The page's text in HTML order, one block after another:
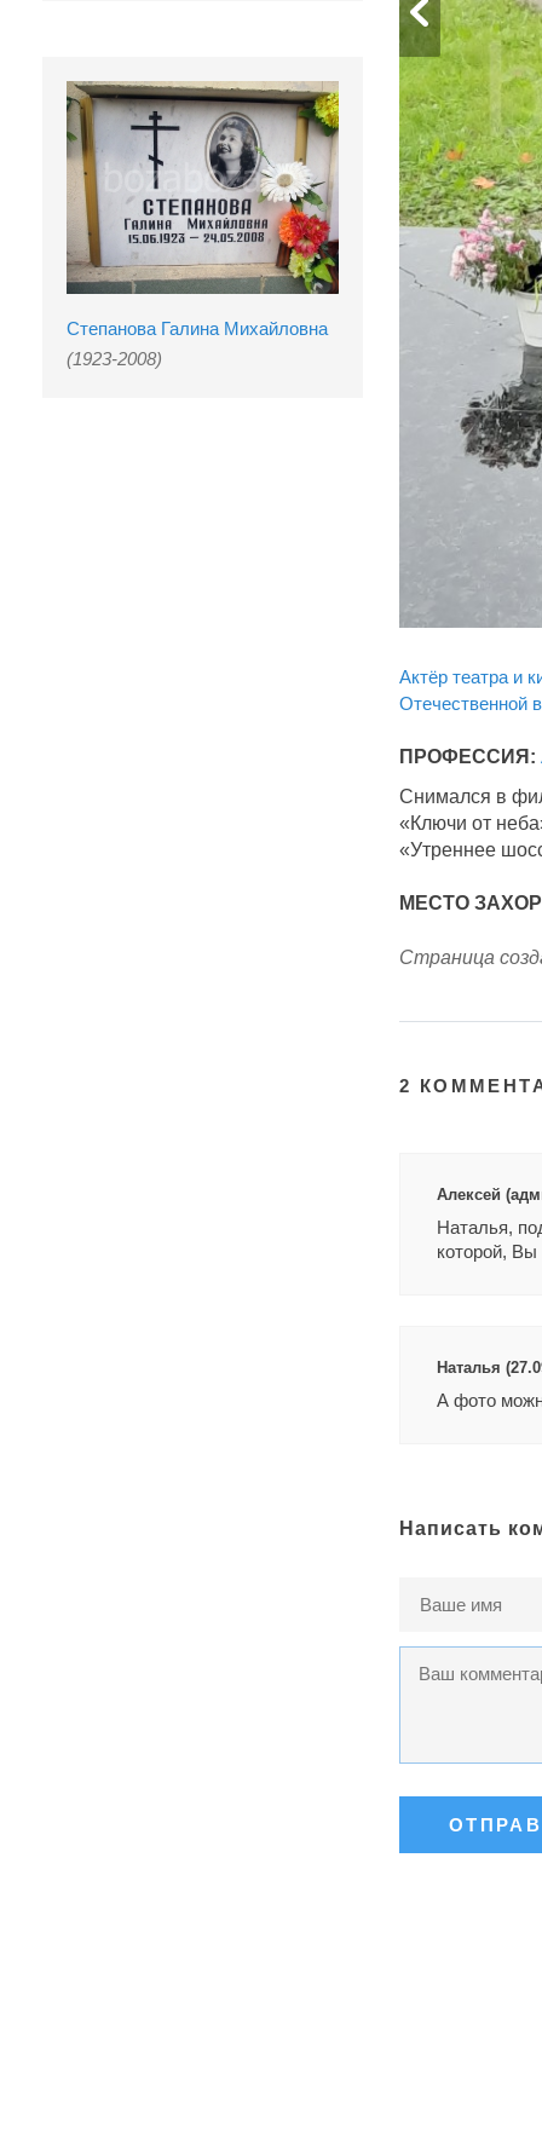
Степанова Галина Михайловна
(1923-2008)
Актёр театра и
Отечественной
ПРОФЕССИЯ:
Снимался в
«Ключи от
«Утреннее
МЕСТО
Страница
2
Алексей
Наталья,
которой, Вы
Наталья
А фото
Написать